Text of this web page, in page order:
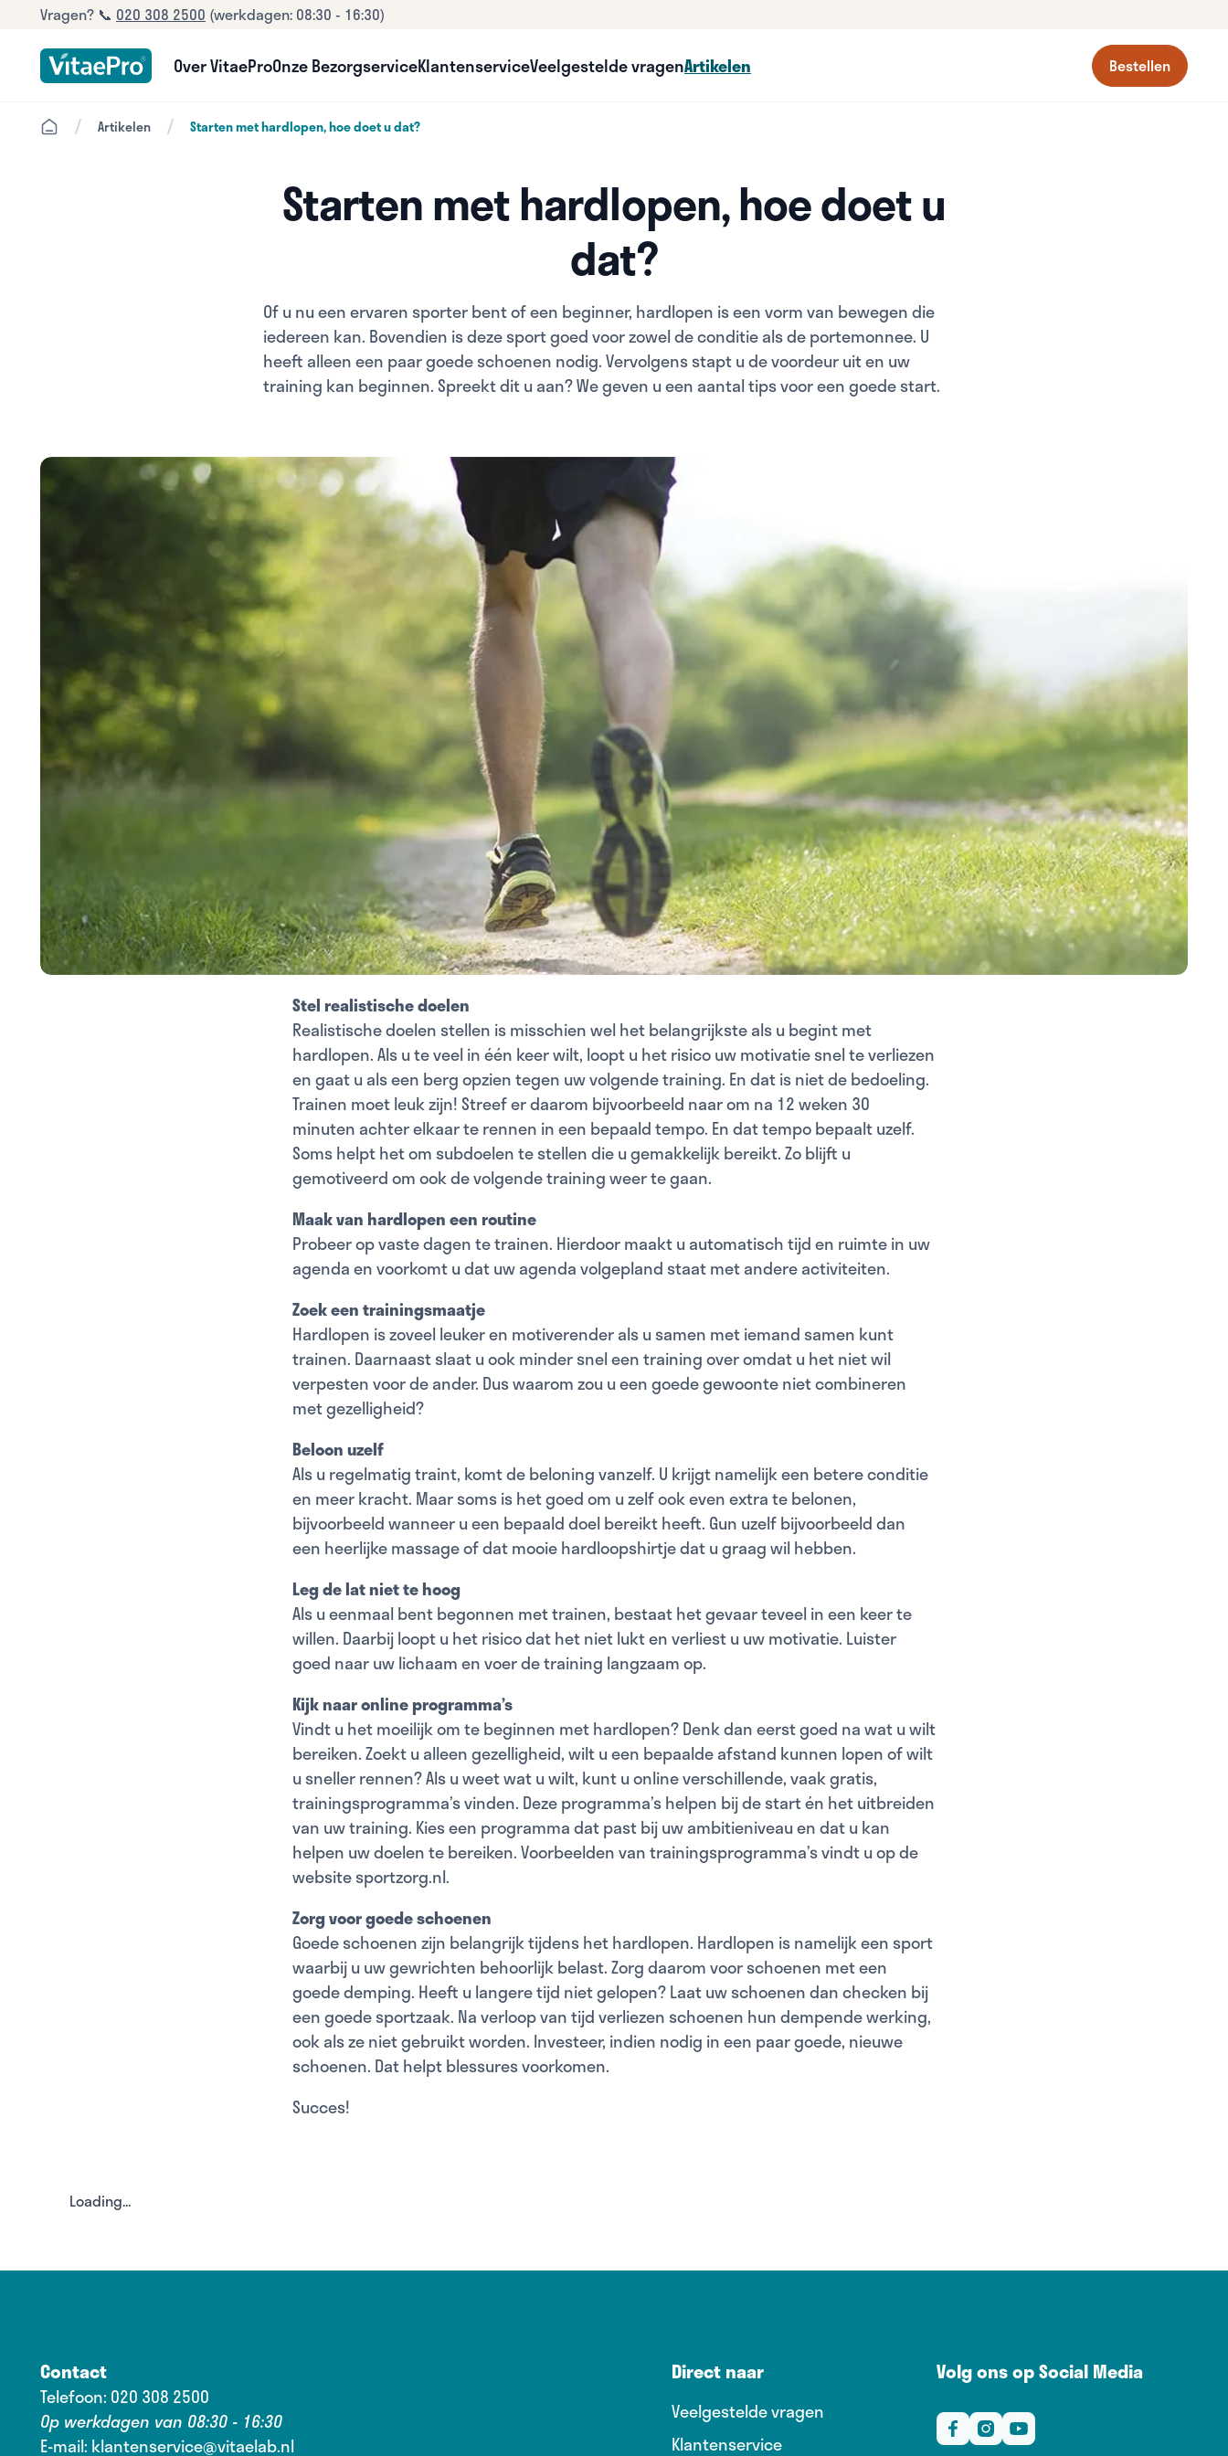
Vragen? 📞 020 308 2500 (werkdagen: 08:30 - 16:30)
Over VitaeProOnze BezorgserviceKlantenserviceVeelgestelde vragenArtikelen Bestellen
/ Artikelen / Starten met hardlopen, hoe doet u dat?
Starten met hardlopen, hoe doet u
dat?
Of u nu een ervaren sporter bent of een beginner, hardlopen is een vorm van bewegen die
iedereen kan. Bovendien is deze sport goed voor zowel de conditie als de portemonnee. U
heeft alleen een paar goede schoenen nodig. Vervolgens stapt u de voordeur uit en uw
training kan beginnen. Spreekt dit u aan? We geven u een aantal tips voor een goede start.
Stel realistische doelen
Realistische doelen stellen is misschien wel het belangrijkste als u begint met
hardlopen. Als u te veel in één keer wilt, loopt u het risico uw motivatie snel te verliezen
en gaat u als een berg opzien tegen uw volgende training. En dat is niet de bedoeling.
Trainen moet leuk zijn! Streef er daarom bijvoorbeeld naar om na 12 weken 30
minuten achter elkaar te rennen in een bepaald tempo. En dat tempo bepaalt uzelf.
Soms helpt het om subdoelen te stellen die u gemakkelijk bereikt. Zo blijft u
gemotiveerd om ook de volgende training weer te gaan.
Maak van hardlopen een routine
Probeer op vaste dagen te trainen. Hierdoor maakt u automatisch tijd en ruimte in uw
agenda en voorkomt u dat uw agenda volgepland staat met andere activiteiten.
Zoek een trainingsmaatje
Hardlopen is zoveel leuker en motiverender als u samen met iemand samen kunt
trainen. Daarnaast slaat u ook minder snel een training over omdat u het niet wil
verpesten voor de ander. Dus waarom zou u een goede gewoonte niet combineren
met gezelligheid?
Beloon uzelf
Als u regelmatig traint, komt de beloning vanzelf. U krijgt namelijk een betere conditie
en meer kracht. Maar soms is het goed om u zelf ook even extra te belonen,
bijvoorbeeld wanneer u een bepaald doel bereikt heeft. Gun uzelf bijvoorbeeld dan
een heerlijke massage of dat mooie hardloopshirtje dat u graag wil hebben.
Leg de lat niet te hoog
Als u eenmaal bent begonnen met trainen, bestaat het gevaar teveel in een keer te
willen. Daarbij loopt u het risico dat het niet lukt en verliest u uw motivatie. Luister
goed naar uw lichaam en voer de training langzaam op.
Kijk naar online programma’s
Vindt u het moeilijk om te beginnen met hardlopen? Denk dan eerst goed na wat u wilt
bereiken. Zoekt u alleen gezelligheid, wilt u een bepaalde afstand kunnen lopen of wilt
u sneller rennen? Als u weet wat u wilt, kunt u online verschillende, vaak gratis,
trainingsprogramma’s vinden. Deze programma’s helpen bij de start én het uitbreiden
van uw training. Kies een programma dat past bij uw ambitieniveau en dat u kan
helpen uw doelen te bereiken. Voorbeelden van trainingsprogramma’s vindt u op de
website sportzorg.nl.
Zorg voor goede schoenen
Goede schoenen zijn belangrijk tijdens het hardlopen. Hardlopen is namelijk een sport
waarbij u uw gewrichten behoorlijk belast. Zorg daarom voor schoenen met een
goede demping. Heeft u langere tijd niet gelopen? Laat uw schoenen dan checken bij
een goede sportzaak. Na verloop van tijd verliezen schoenen hun dempende werking,
ook als ze niet gebruikt worden. Investeer, indien nodig in een paar goede, nieuwe
schoenen. Dat helpt blessures voorkomen.
Succes!
Loading...
Contact
Telefoon: 020 308 2500
Op werkdagen van 08:30 - 16:30
E-mail: klantenservice@vitaelab.nl
Direct naar
Veelgestelde vragen
Klantenservice
Volg ons op Social Media